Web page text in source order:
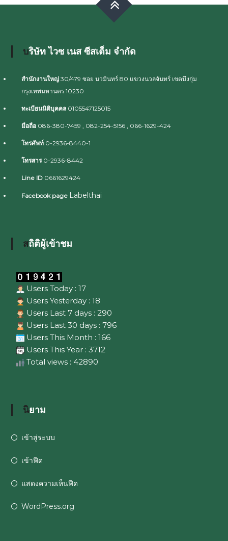
บริษัท ไวซ เนส ซีสเต็ม จำกัด
สำนักงานใหญ่30/479 ซอย นวมินทร์ 80 แขวงนวลจันทร์ เขตบึงกุ่ม
กรุงเทพมหานคร 10230
ทะเบียนนิติบุคคล0105547125015
มือถือ086-380-7459 , 082-254-5156 , 066-1629-424
โทรศัพท์0-2936-8440-1
โทรสาร0-2936-8442
Line ID0661629424
Facebook page Labelthai
สถิติผู้เข้าชม
Users Today : 17
Users Yesterday : 18
Users Last 7 days : 290
Users Last 30 days : 796
Users This Month : 166
Users This Year : 3712
Total views : 42890
นิยาม
เข้าสู่ระบบ
เข้าฟีด
แสดงความเห็นฟีด
WordPress.org